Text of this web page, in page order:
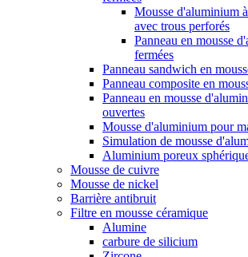
Mousse d'aluminium
avec trous perforés
Panneau en mousse
fermées
Panneau sandwich en
Panneau composite en
Panneau en mousse
ouvertes
Mousse d'aluminium pour
Simulation de mousse
Aluminium poreux
Mousse de cuivre
Mousse de nickel
Barrière antibruit
Filtre en mousse céramique
Alumine
carbure de silicium